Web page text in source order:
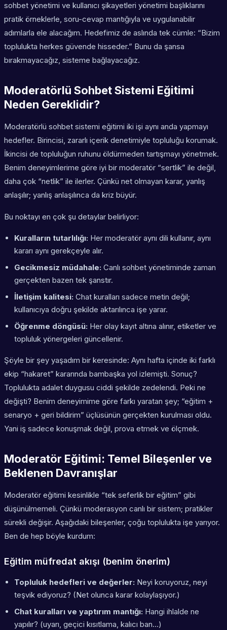
sohbet yönetimi ve kullanıcı şikayetleri yönetimi başlıklarını
pratik örneklerle, soru-cevap mantığıyla ve uygulanabilir
adımlarla ele alacağım. Hedefimiz de aslında tek cümle: “Bizim
toplulukta herkes güvende hisseder.” Bunu da şansa
bırakmayacağız, sisteme bağlayacağız.
Moderatörlü Sohbet Sistemi Eğitimi
Neden Gereklidir?
Moderatörlü sohbet sistemi eğitimi iki işi aynı anda yapmayı
hedefler. Birincisi, zararlı içerik denetimiyle topluluğu korumak.
İkincisi de topluluğun ruhunu öldürmeden tartışmayı yönetmek.
Benim deneyimlerime göre iyi bir moderatör “sertlik” ile değil,
daha çok “netlik” ile ilerler. Çünkü net olmayan karar, yanlış
anlaşılır; yanlış anlaşılınca da kriz büyür.
Bu noktayı en çok şu detaylar belirliyor:
Kuralların tutarlılığı: Her moderatör aynı dili kullanır, aynı
kararı aynı gerekçeyle alır.
Gecikmesiz müdahale: Canlı sohbet yönetiminde zaman
gerçekten bazen tek şanstır.
İletişim kalitesi: Chat kuralları sadece metin değil;
kullanıcıya doğru şekilde aktarılınca işe yarar.
Öğrenme döngüsü: Her olay kayıt altına alınır, etiketler ve
topluluk yönergeleri güncellenir.
Şöyle bir şey yaşadım bir keresinde: Aynı hafta içinde iki farklı
ekip “hakaret” kararında bambaşka yol izlemişti. Sonuç?
Toplulukta adalet duygusu ciddi şekilde zedelendi. Peki ne
değişti? Benim deneyimime göre farkı yaratan şey; “eğitim +
senaryo + geri bildirim” üçlüsünün gerçekten kurulması oldu.
Yani iş sadece konuşmak değil, prova etmek ve ölçmek.
Moderatör Eğitimi: Temel Bileşenler ve
Beklenen Davranışlar
Moderatör eğitimi kesinlikle “tek seferlik bir eğitim” gibi
düşünülmemeli. Çünkü moderasyon canlı bir sistem; pratikler
sürekli değişir. Aşağıdaki bileşenler, çoğu toplulukta işe yarıyor.
Ben de hep böyle kurdum:
Eğitim müfredat akışı (benim önerim)
Topluluk hedefleri ve değerler: Neyi koruyoruz, neyi
teşvik ediyoruz? (Net olunca karar kolaylaşıyor.)
Chat kuralları ve yaptırım mantığı: Hangi ihlalde ne
yapılır? (uyarı, geçici kısıtlama, kalıcı ban…)